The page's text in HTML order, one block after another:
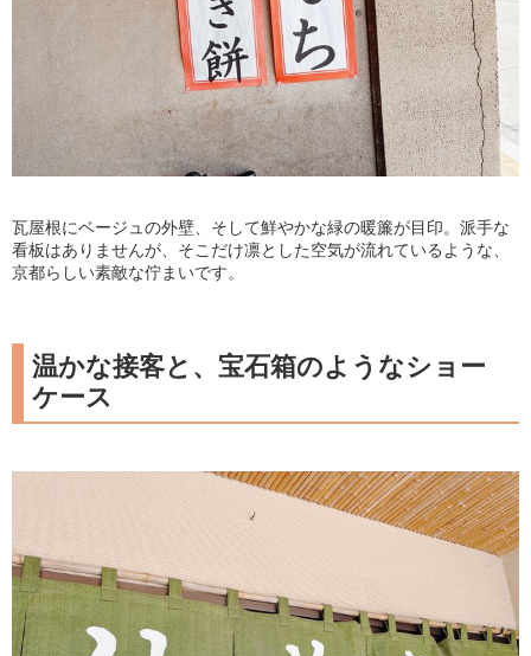
瓦屋根にベージュの外壁、そして鮮やかな緑の暖簾が目印。派手な
看板はありませんが、そこだけ凛とした空気が流れているような、
京都らしい素敵な佇まいです。
温かな接客と、宝石箱のようなショー
ケース